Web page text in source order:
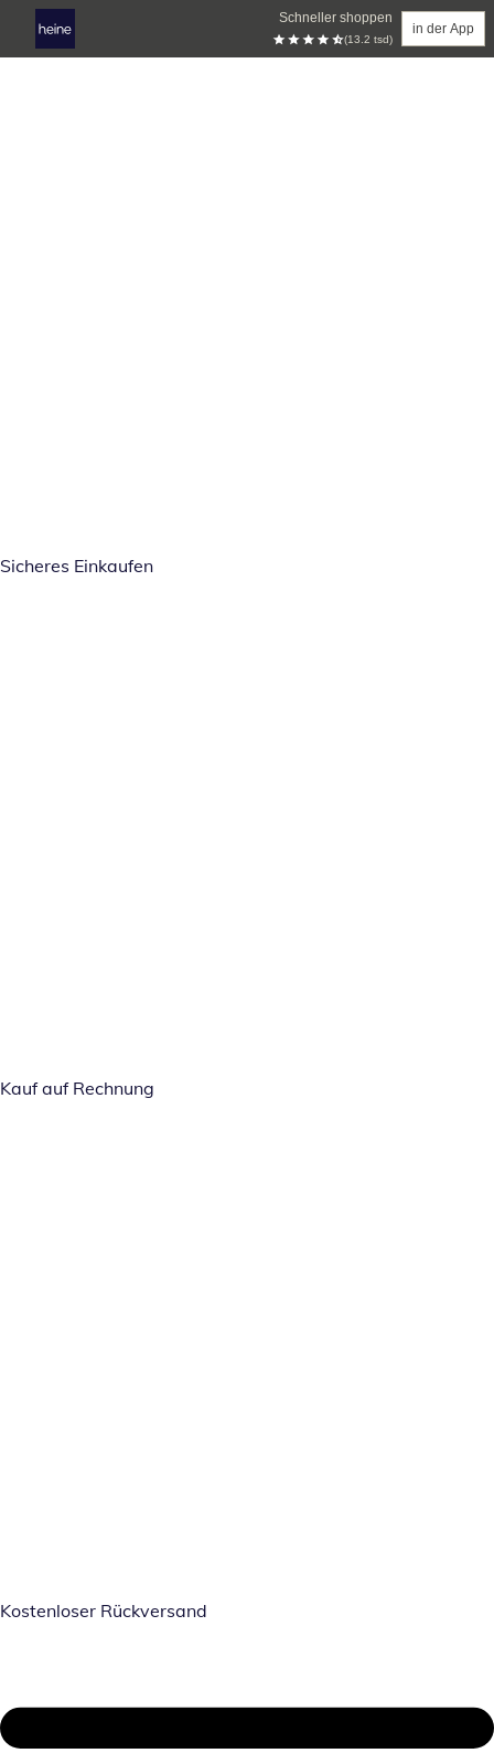
Schneller shoppen
(13.2 tsd)
in der App
Sicheres Einkaufen
Kauf auf Rechnung
Kostenloser Rückversand